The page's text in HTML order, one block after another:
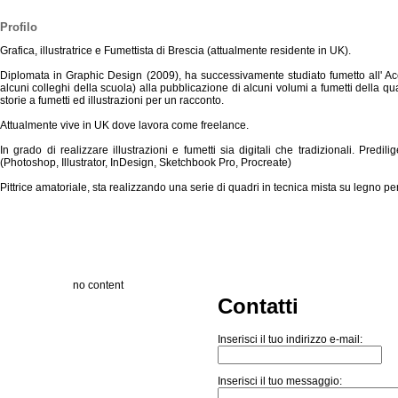
Profilo
Grafica, illustratrice e Fumettista di Brescia (attualmente residente in UK).
Diplomata in Graphic Design (2009), ha successivamente studiato fumetto all'
alcuni colleghi della scuola) alla pubblicazione di alcuni volumi a fumetti della
storie a fumetti ed illustrazioni per un racconto.
Attualmente vive in UK dove lavora come freelance.
In grado di realizzare illustrazioni e fumetti sia digitali che tradizionali.
(Photoshop, Illustrator, InDesign, Sketchbook Pro, Procreate)
Pittrice amatoriale, sta realizzando una serie di quadri in tecnica mista su legno
no content
Contatti
Inserisci il tuo indirizzo e-mail:
Inserisci il tuo messaggio: